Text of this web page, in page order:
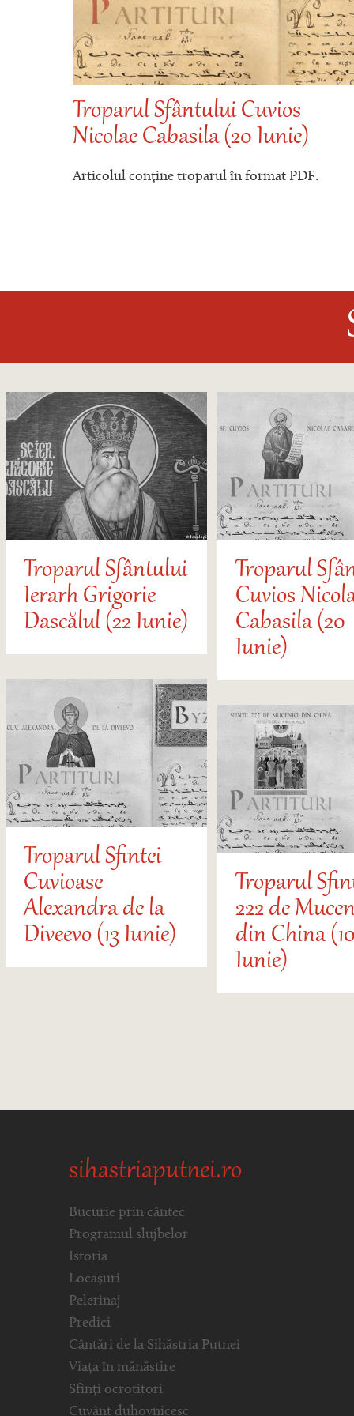
Troparul Sfântului Cuvios
Nicolae Cabasila (20 Iunie)
Articolul conține troparul în format PDF.
Troparul Sfântului
Ierarh Grigorie
Dascălul (22 Iunie)
Troparul
Cuvios
Cabasila (20
Iunie)
Troparul Sfintei
Cuvioase
Alexandra de la
Diveevo (13 Iunie)
Troparul
222 de
din China
Iunie)
sihastriaputnei.ro
Bucurie prin cântec
Programul slujbelor
Istoria
Locașuri
Pelerinaj
Predici
Cântări de la Sihăstria Putnei
Viața în mănăstire
Sfinți ocrotitori
Cuvânt duhovnicesc